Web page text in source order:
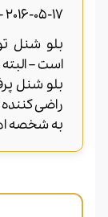
امتیاز5از
5
2016-05-17
بلو شنل
است –
بلو شنل
راضی
به شخصه